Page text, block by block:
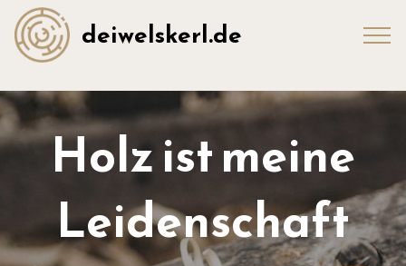
deiwelskerl.de
Holz ist meine
Leidenschaft